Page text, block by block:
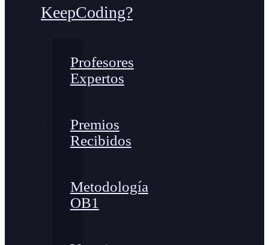
KeepCoding?
Profesores
Expertos
Premios
Recibidos
Metodología
OB1